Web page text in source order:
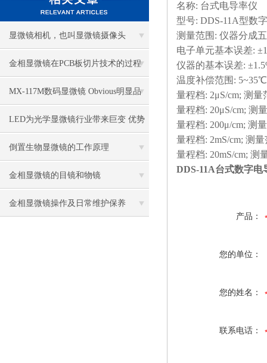
显微镜相机，也叫显微镜摄像头
金相显微镜在PCB板切片技术的过程
控制中的作用
MX-117M数码显微镜 Obvious明显品
牌值得推荐
LED为光学显微镜行业带来巨变 优势
比传统卤素更明显
倒置生物显微镜的工作原理
金相显微镜的目镜和物镜
金相显微镜操作及日常维护保养
名称: 台式电导率仪
型号: DDS-11A型数
测量范围: 仪器分成
电子单元基本误差:
仪器的基本误差:
温度补偿范围: 5~35℃
量程档: 2μS/cm; 测量
量程档: 20μS/cm; 测
量程档: 200μ/cm; 测
量程档: 2mS/cm; 测量
量程档: 20mS/cm; 测
DDS-11A台式数字电
产品：
您的单位：
您的姓名：
联系电话：